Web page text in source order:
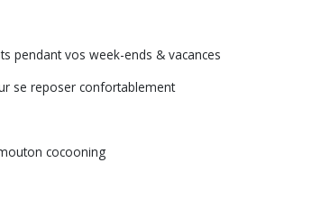
pendant vos week-ends & vacances
se reposer confortablement
cocooning